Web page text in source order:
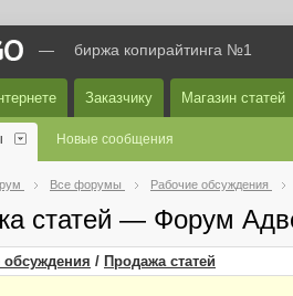
— биржа копирайтинга №1
Заказчику Магазин статей
Новые сообщения
Все форумы Рабочие обсуждения
статей — Форум
обсуждения / Продажа статей